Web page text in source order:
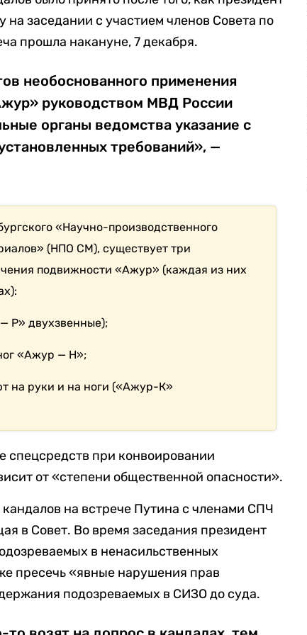
заседании с участием членов Совета по
прошла накануне, 7 декабря.
необоснованного применения
руководством МВД России
органы ведомства указание с
требований», —
«Научно-производственного
(НПО СМ), существует три
подвижности «Ажур» (каждая из них
Р» двухзвенные);
«Ажур — Н»;
на руки и на ноги («Ажур-К»
спецсредств при конвоировании
от «степени общественной опасности».
на встрече Путина с членами СПЧ
в Совет. Во время заседания президент
в ненасильственных
пресечь «явные нарушения прав
подозреваемых в СИЗО до суда.